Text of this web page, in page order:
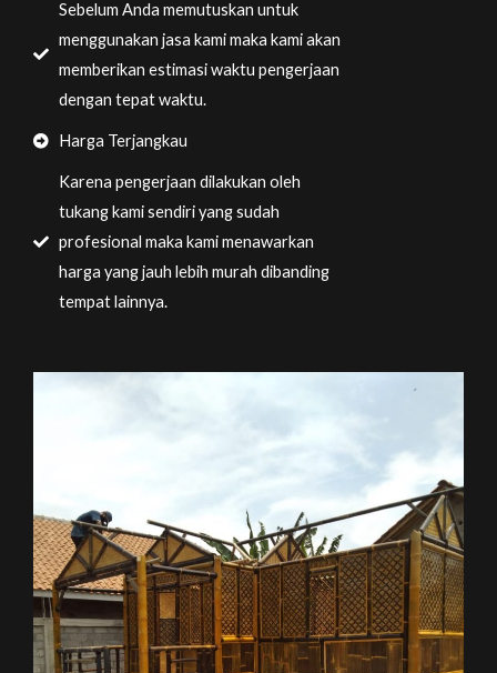
Sebelum Anda memutuskan untuk
menggunakan jasa kami maka kami akan
memberikan estimasi waktu pengerjaan
dengan tepat waktu.
Harga Terjangkau
Karena pengerjaan dilakukan oleh
tukang kami sendiri yang sudah
profesional maka kami menawarkan
harga yang jauh lebih murah dibanding
tempat lainnya.